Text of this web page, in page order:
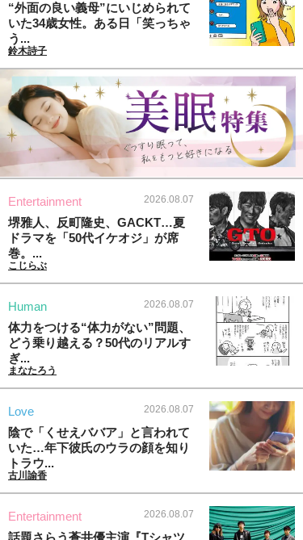
“外面の良い義母”にいじめられて
いた34歳女性。ある日「笑っちゃ
う...
鈴木詩子
Entertainment 2026.08.07
堺雅人、反町隆史、GACKT…夏
ドラマを「50代イケオジ」が席
巻。...
こじらぶ
Human 2026.08.07
体力をつける“体力がない”問題、
どう乗り越える？50代のリアルす
ぎ...
まなたろう
Love 2026.08.07
陰で「くせえババア」と言われて
いた…年下彼氏のウラの顔を知り
トラウ...
古川諭香
Entertainment 2026.08.07
話題さらう蒼井優主演『Tシャツ